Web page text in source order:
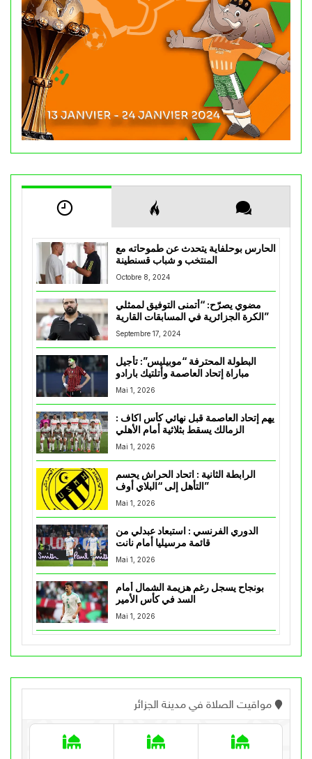
الحارس بوحلفاية يتحدث عن طموحاته مع
المنتخب و شباب قسنطينة
Octobre 8, 2024
مضوي يصرّح: “أتمنى التوفيق لممثلي
الكرة الجزائرية في المسابقات القارية”
Septembre 17, 2024
البطولة المحترفة “موبيليس”: تأجيل
مباراة إتحاد العاصمة وأتلتيك بارادو
Mai 1, 2026
يهم إتحاد العاصمة قبل نهائي كأس اكاف :
Mai 1, 2026
الرابطة الثانية : اتحاد الحراش يحسم
التأهل إلى “البلاي أوف”
Mai 1, 2026
الدوري الفرنسي : استبعاد عبدلي من
قائمة مرسيليا أمام نانت
Mai 1, 2026
بونجاح يسجل رغم هزيمة الشمال أمام
السد في كأس الأمير
Mai 1, 2026